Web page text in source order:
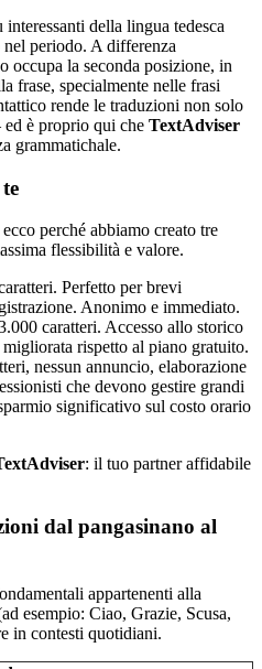
della lingua tedesca
periodo. A differenza
occupa la seconda posizione, in
frase, specialmente nelle frasi
rende le traduzioni non solo
è proprio qui che TextAdviser
grammatichale.
perché abbiamo creato tre
flessibilità e valore.
Perfetto per brevi
Anonimo e immediato.
caratteri. Accesso allo storico
rispetto al piano gratuito.
nessun annuncio, elaborazione
che devono gestire grandi
significativo sul costo orario
: il tuo partner affidabile
dal pangasinano al
appartenenti alla
esempio: Ciao, Grazie, Scusa,
in contesti quotidiani.